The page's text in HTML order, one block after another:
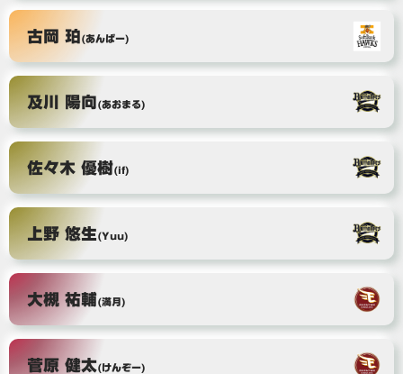
古岡 珀(あんばー)
及川 陽向(あおまる)
佐々木 優樹(if)
上野 悠生(Yuu)
大槻 祐輔(満月)
菅原 健太(けんぞー)